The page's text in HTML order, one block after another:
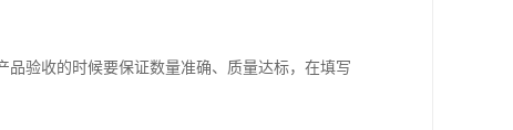
验收的时候要保证数量准确、质量达标，在填写